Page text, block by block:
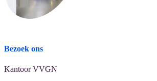
Bezoek ons
Kantoor VVGN